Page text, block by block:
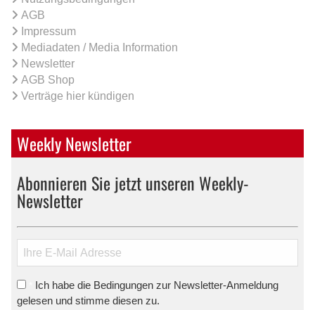
AGB
Impressum
Mediadaten / Media Information
Newsletter
AGB Shop
Verträge hier kündigen
Weekly Newsletter
Abonnieren Sie jetzt unseren Weekly-
Newsletter
Ich habe die Bedingungen zur Newsletter-Anmeldung
gelesen und stimme diesen zu.